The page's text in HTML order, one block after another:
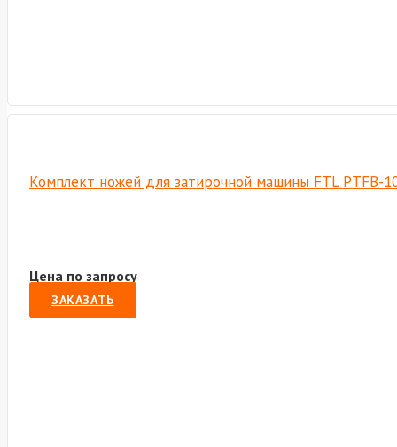
Комплект ножей для затирочной машины FTL PTFB-
Цена по запросу
ЗАКАЗАТЬ